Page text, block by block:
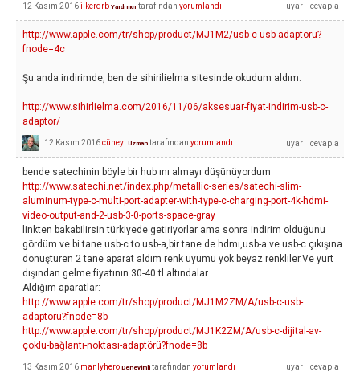
12 Kasım 2016ilkerdrb Yardımcı tarafından yorumlandı
http://www.apple.com/tr/shop/product/MJ1M2/usb-c-usb-adaptörü?
fnode=4c
Şu anda indirimde, ben de sihirilielma sitesinde okudum aldım.
http://www.sihirlielma.com/2016/11/06/aksesuar-fiyat-indirim-usb-c-
adaptor/
12 Kasım 2016cüneyt Uzman tarafından yorumlandı
bende satechinin böyle bir hub ını almayı düşünüyordum
http://www.satechi.net/index.php/metallic-series/satechi-slim-
aluminum-type-c-multi-port-adapter-with-type-c-charging-port-4k-hdmi-
video-output-and-2-usb-3-0-ports-space-gray
linkten bakabilirsin türkiyede getiriyorlar ama sonra indirim olduğunu
gördüm ve bi tane usb-c to usb-a,bir tane de hdmı,usb-a ve usb-c çıkışına
dönüştüren 2 tane aparat aldım renk uyumu yok beyaz renkliler.Ve yurt
dışından gelme fiyatının 30-40 tl altındalar.
Aldığım aparatlar:
http://www.apple.com/tr/shop/product/MJ1M2ZM/A/usb-c-usb-
adaptörü?fnode=8b
http://www.apple.com/tr/shop/product/MJ1K2ZM/A/usb-c-dijital-av-
çoklu-bağlantı-noktası-adaptörü?fnode=8b
13 Kasım 2016 manlyhero Deneyimli tarafından yorumlandı